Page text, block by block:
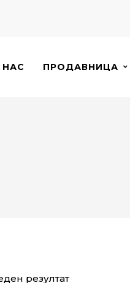
НАС ПРОДАВНИЦА
резултат